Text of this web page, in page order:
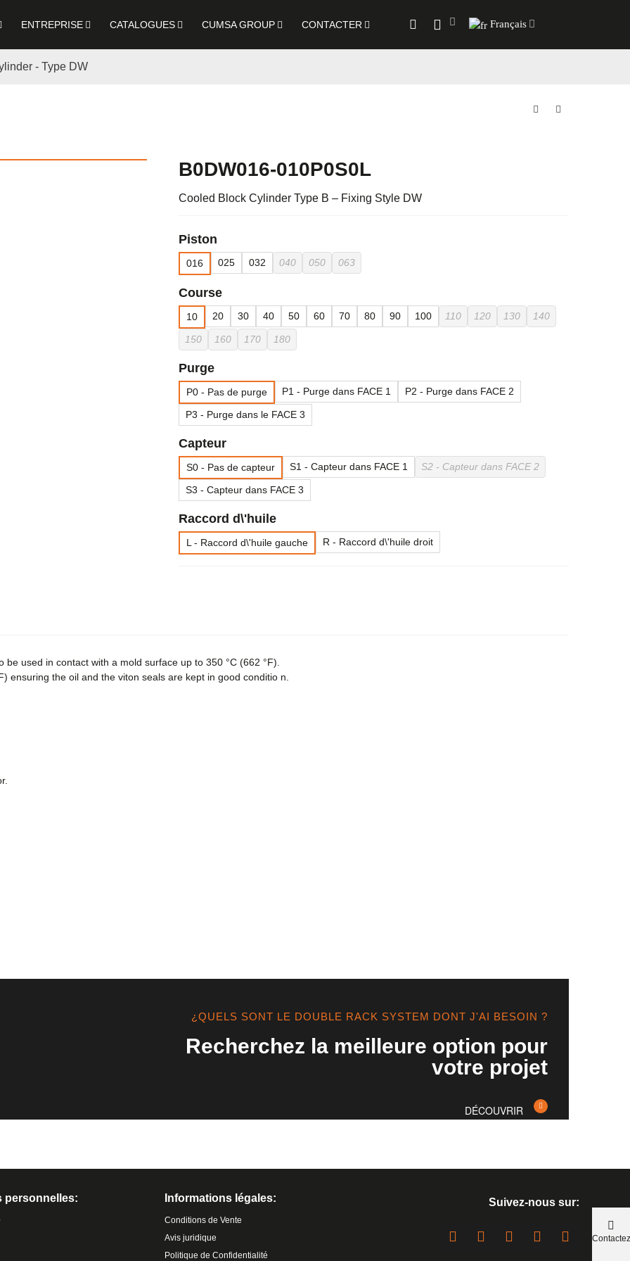
ENTREPRISE CATALOGUES CUMSA GROUP CONTACTER Français
- Type DW
B0DW016-010P0S0L
Cooled Block Cylinder Type B – Fixing Style DW
Piston
016 025 032 040 050 063
Course
10 20 30 40 50 60 70 80 90 100 110 120 130 140
150 160 170 180
Purge
P0 - Pas de purge P1 - Purge dans FACE 1 P2 - Purge dans FACE 2
P3 - Purge dans le FACE 3
Capteur
S0 - Pas de capteur S1 - Capteur dans FACE 1 S2 - Capteur dans FACE 2
S3 - Capteur dans FACE 3
Raccord d\'huile
L - Raccord d\'huile gauche R - Raccord d\'huile droit
used in contact with a mold surface up to 350 °C (662 °F).
ensuring the oil and the viton seals are kept in good conditio n.
¿QUELS SONT LE DOUBLE RACK SYSTEM DONT J'AI BESOIN ?
Recherchez la meilleure option pour
votre projet
DÉCOUVRIR
personnelles: Informations légales:
Conditions de Vente
Avis juridique
Politique de Confidentialité
Suivez-nous sur:
Contactez